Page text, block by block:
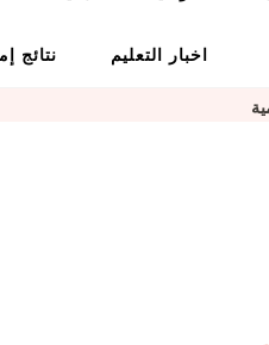
اخبار التعليم نتائج